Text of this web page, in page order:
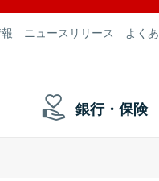
ニュースリリース よく
銀行・保険